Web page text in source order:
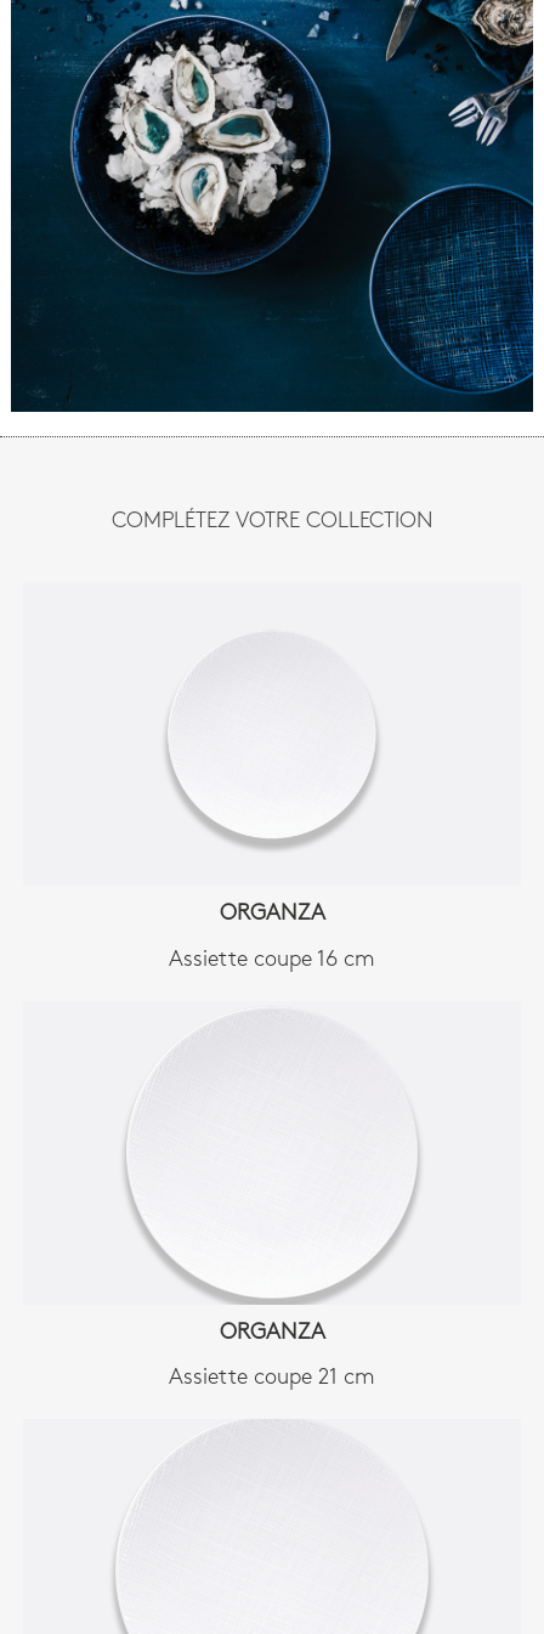
COMPLÉTEZ VOTRE COLLECTION
ORGANZA
Assiette coupe 16 cm
ORGANZA
Assiette coupe 21 cm